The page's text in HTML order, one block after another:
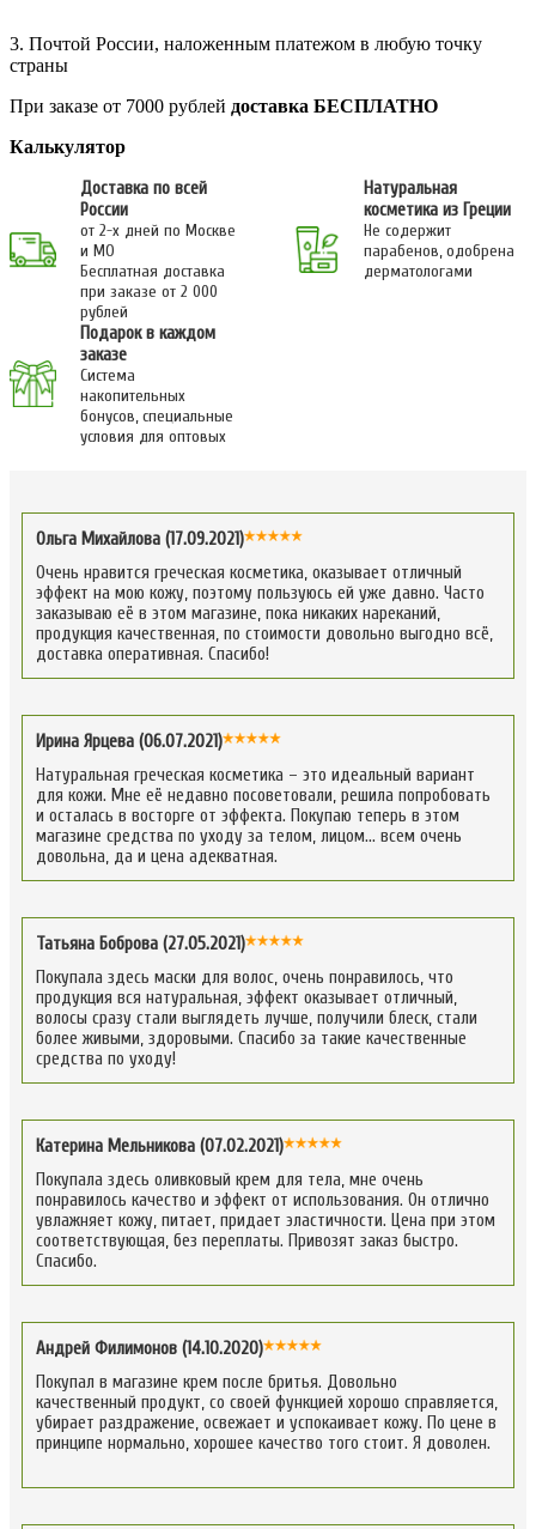
3. Почтой России, наложенным платежом в любую точку
страны
При заказе от 7000 рублей доставка БЕСПЛАТНО
Калькулятор
Доставка по всей
России
от 2-х дней по Москве
и МО
Бесплатная доставка
при заказе от 2 000
рублей
Натуральная
косметика из Греции
Не содержит
парабенов, одобрена
дерматологами
Подарок в каждом
заказе
Система
накопительных
бонусов, специальные
условия для оптовых
Ольга Михайлова (17.09.2021)
Очень нравится греческая косметика, оказывает отличный
эффект на мою кожу, поэтому пользуюсь ей уже давно. Часто
заказываю её в этом магазине, пока никаких нареканий,
продукция качественная, по стоимости довольно выгодно всё,
доставка оперативная. Спасибо!
Ирина Ярцева (06.07.2021)
Натуральная греческая косметика – это идеальный вариант
для кожи. Мне её недавно посоветовали, решила попробовать
и осталась в восторге от эффекта. Покупаю теперь в этом
магазине средства по уходу за телом, лицом… всем очень
довольна, да и цена адекватная.
Татьяна Боброва (27.05.2021)
Покупала здесь маски для волос, очень понравилось, что
продукция вся натуральная, эффект оказывает отличный,
волосы сразу стали выглядеть лучше, получили блеск, стали
более живыми, здоровыми. Спасибо за такие качественные
средства по уходу!
Катерина Мельникова (07.02.2021)
Покупала здесь оливковый крем для тела, мне очень
понравилось качество и эффект от использования. Он отлично
увлажняет кожу, питает, придает эластичности. Цена при этом
соответствующая, без переплаты. Привозят заказ быстро.
Спасибо.
Андрей Филимонов (14.10.2020)
Покупал в магазине крем после бритья. Довольно
качественный продукт, со своей функцией хорошо справляется,
убирает раздражение, освежает и успокаивает кожу. По цене в
принципе нормально, хорошее качество того стоит. Я доволен.